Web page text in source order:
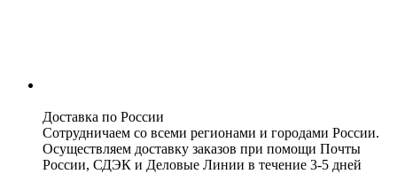
Доставка по России
Сотрудничаем со всеми регионами и городами России.
Осуществляем доставку заказов при помощи Почты
России, СДЭК и Деловые Линии в течение 3-5 дней